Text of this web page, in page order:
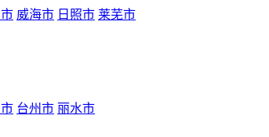
威海市 日照市 莱芜市
台州市 丽水市